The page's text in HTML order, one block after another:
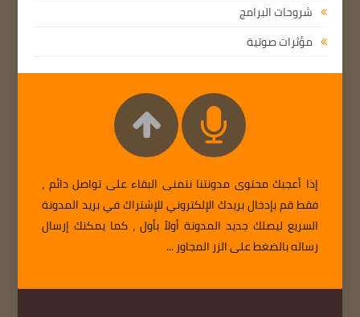
شروحات البرامج
مؤثرات صوتية
إذا أعجبك محتوى مدونتنا نتمنى البقاء على تواصل دائم ،
فقط قم بإدخال بريدك الإلكتروني للإشتراك في بريد المدونة
السريع ليصلك جديد المدونة أولاً بأول ، كما يمكنك إرسال
رساله بالضغط على الزر المجاور ...